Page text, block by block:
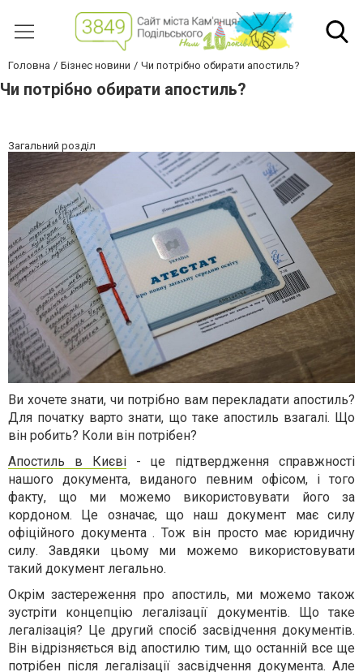
Головна Бізнес новини Чи потрібно обирати апостиль?
Чи потрібно обирати апостиль?
Загальний розділ
Ви хочете знати, чи потрібно вам перекладати апостиль?
Для початку варто знати, що таке апостиль взагалі. Що
він робить? Коли він потрібен?
Апостиль в Києві- це підтвердження справжності
нашого документа, виданого певним офісом, і того
факту, що ми можемо використовувати його за
кордоном. Це означає, що наш документ має силу
офіційного документа . Тож він просто має юридичну
силу. Завдяки цьому ми можемо використовувати
такий документ легально.
Окрім застереження про апостиль, ми можемо також
зустріти концепцію легалізації документів. Що таке
легалізація? Це другий спосіб засвідчення документів.
Він відрізняється від апостилю тим, що останній все ще
потрібен після легалізації засвідчення документа. Але